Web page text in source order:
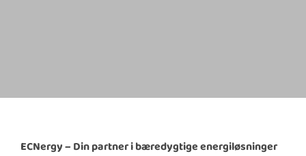
ECNergy – Din partner i bæredygtige energiløsninger